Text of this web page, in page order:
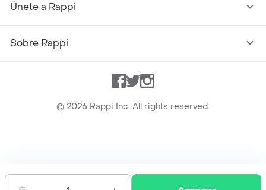
Únete a Rappi
Sobre Rappi
Facebook
TwitterInstagram
© 2026 Rappi Inc. All rights reserved.